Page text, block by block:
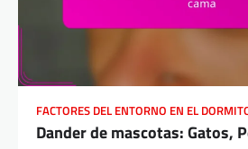
FACTORES DEL ENTORNO EN EL
Dander de mascotas: Gatos,